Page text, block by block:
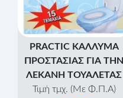
PRACTIC ΚΑΛΛΥΜΑ
ΠΡΟΣΤΑΣΙΑΣ ΓΙΑ ΤΗΝ
ΛΕΚΑΝΗ ΤΟΥΑΛΕΤΑΣ
Τιμή τμχ. (Με Φ.Π.Α)